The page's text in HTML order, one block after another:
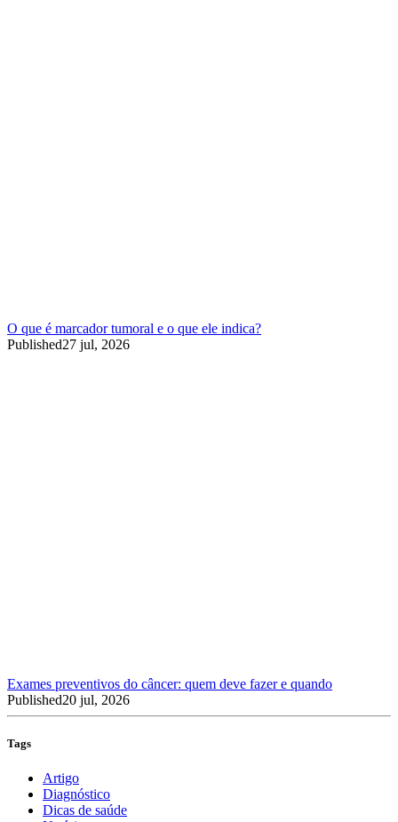
O que é marcador tumoral e o que ele indica?
Published27 jul, 2026
Exames preventivos do câncer: quem deve fazer e quando
Published20 jul, 2026
Tags
Artigo
Diagnóstico
Dicas de saúde